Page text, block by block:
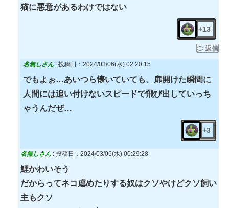
猫に悪意があるわけではない
+13
返信
名無しさん : 投稿日：2024/03/06(水) 02:20:15
でもよぉ…あいつら懐いていても、扉開けた瞬間に
人間には追い付けないスピードで飛び出していっち
ゃうんだぜ…
+3
名無しさん : 投稿日：2024/03/06(水) 00:29:28
鯉かわいそう
だからってネコ虐めたりする奴はクソやけどクソ飼い
主もクソ